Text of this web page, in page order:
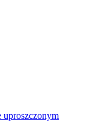
uproszczonym